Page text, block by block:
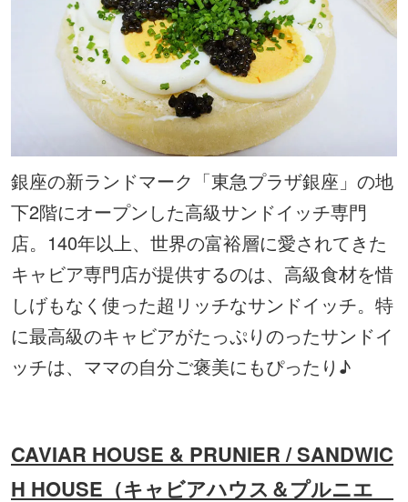
銀座の新ランドマーク「東急プラザ銀座」の地
下2階にオープンした高級サンドイッチ専門
店。140年以上、世界の富裕層に愛されてきた
キャビア専門店が提供するのは、高級食材を惜
しげもなく使った超リッチなサンドイッチ。特
に最高級のキャビアがたっぷりのったサンドイ
ッチは、ママの自分ご褒美にもぴったり♪
CAVIAR HOUSE & PRUNIER / SANDWIC
H HOUSE（キャビアハウス＆プルニエ